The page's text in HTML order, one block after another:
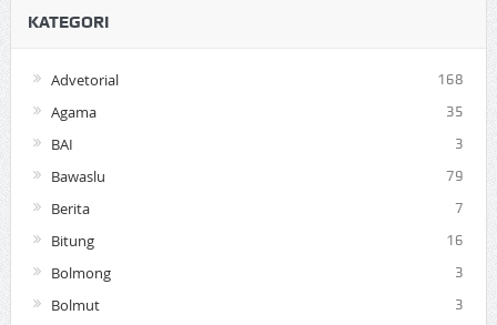
KATEGORI
Advetorial 168
Agama 35
BAI 3
Bawaslu 79
Berita 7
Bitung 16
Bolmong 3
Bolmut 3